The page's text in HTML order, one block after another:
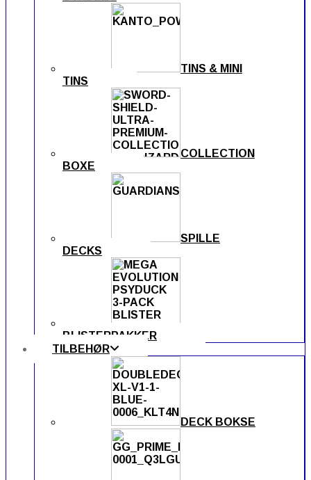
TINS & MINI
TINS
COLLECTION
BOXE
SPILLE
DECKS
BLISTERPAKKER
TILBEHØR
DECK BOKSE